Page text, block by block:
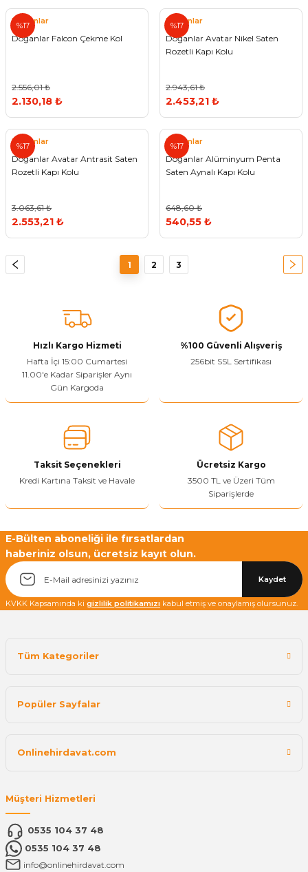
%17
Doğanlar
Doğanlar Falcon Çekme Kol
2.556,01 ₺
2.130,18 ₺
%17
Doğanlar
Doğanlar Avatar Nikel Saten
Rozetli Kapı Kolu
2.943,61 ₺
2.453,21 ₺
%17
Doğanlar
Doğanlar Avatar Antrasit Saten
Rozetli Kapı Kolu
3.063,61 ₺
2.553,21 ₺
%17
Doğanlar
Doğanlar Alüminyum Penta
Saten Aynalı Kapı Kolu
648,60 ₺
540,55 ₺
1 2 3
Hızlı Kargo Hizmeti
Hafta İçi 15:00 Cumartesi
11.00'e Kadar Siparişler Aynı
Gün Kargoda
%100 Güvenli Alışveriş
256bit SSL Sertifikası
Taksit Seçenekleri
Kredi Kartına Taksit ve Havale
Ücretsiz Kargo
3500 TL ve Üzeri Tüm
Siparişlerde
E-Bülten aboneliği ile fırsatlardan
haberiniz olsun, ücretsiz kayıt olun.
Kaydet
KVKK Kapsamında ki gizlilik politikamızı kabul etmiş ve onaylamış olursunuz.
Tüm Kategoriler
Popüler Sayfalar
Onlinehirdavat.com
Müşteri Hizmetleri
0535 104 37 48
0535 104 37 48
info@onlinehirdavat.com